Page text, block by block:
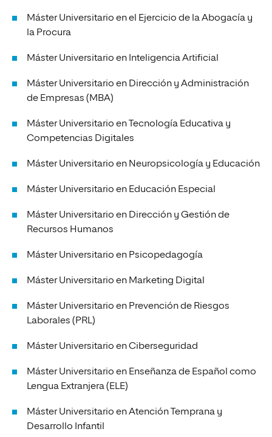
Máster Universitario en el Ejercicio de la Abogacía y
la Procura
Máster Universitario en Inteligencia Artificial
Máster Universitario en Dirección y Administración
de Empresas (MBA)
Máster Universitario en Tecnología Educativa y
Competencias Digitales
Máster Universitario en Neuropsicología y Educación
Máster Universitario en Educación Especial
Máster Universitario en Dirección y Gestión de
Recursos Humanos
Máster Universitario en Psicopedagogía
Máster Universitario en Marketing Digital
Máster Universitario en Prevención de Riesgos
Laborales (PRL)
Máster Universitario en Ciberseguridad
Máster Universitario en Enseñanza de Español como
Lengua Extranjera (ELE)
Máster Universitario en Atención Temprana y
Desarrollo Infantil